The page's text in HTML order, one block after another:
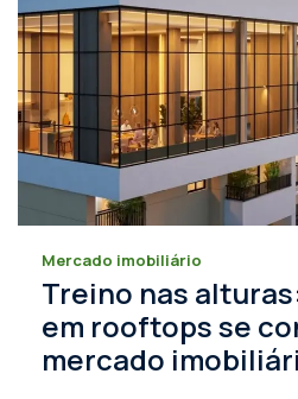
Mercado imobiliário
Treino nas
em rooftops se
mercado